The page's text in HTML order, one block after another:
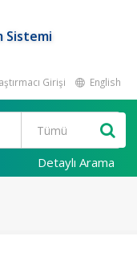
Sistemi
Girişi English
Detaylı Arama